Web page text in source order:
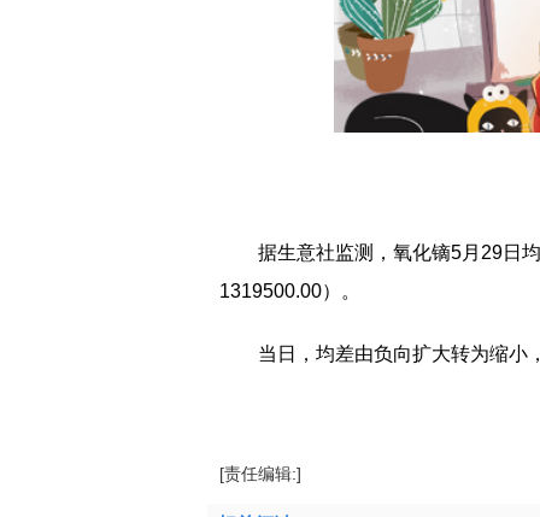
据生意社监测，氧化镝5月29日
1319500.00）。
当日，均差由负向扩大转为缩小
[责任编辑:]